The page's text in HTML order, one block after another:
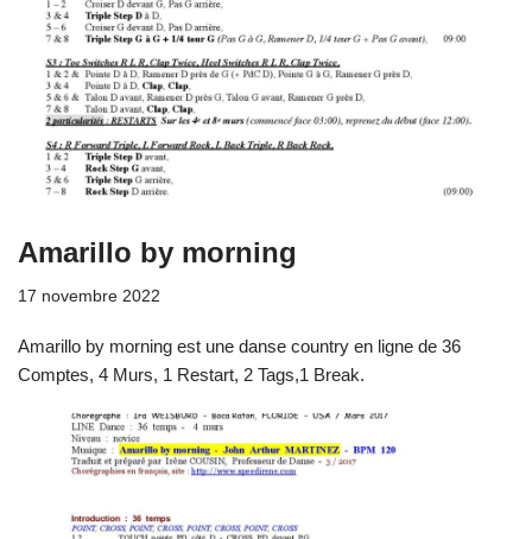
Amarillo by morning
17 novembre 2022
Amarillo by morning est une danse country en ligne de 36
Comptes, 4 Murs, 1 Restart, 2 Tags,1 Break.